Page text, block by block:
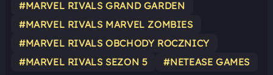
#MARVEL RIVALS GRAND GARDEN
#MARVEL RIVALS MARVEL ZOMBIES
#MARVEL RIVALS OBCHODY ROCZNICY
#MARVEL RIVALS SEZON 5
#NETEASE GAMES